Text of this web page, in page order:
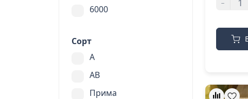
6000
Сорт
A
AB
Прима
-